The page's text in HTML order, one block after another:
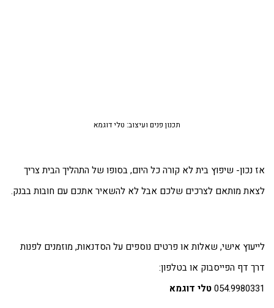
תכנון פנים ועיצוב: טלי דוגמא
נכון- שיפוץ בית לא קורה כל היום, בסופו של התהליך הבית צריך
מותאם לצרכים שלכם אבל לא להשאיר אתכם עם חובות בבנק.
אישי, שאלות או פרטים נוספים על הסדנאות, מוזמנים לפנות
דף הפייסבוק או בטלפון:
טלי דוגמא